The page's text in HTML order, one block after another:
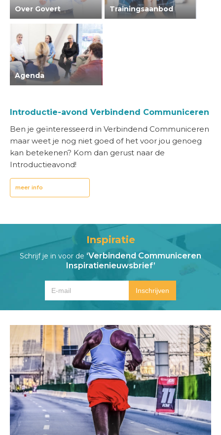
Over Govert Trainingsaanbod
Agenda
Introductie-avond Verbindend Communiceren
Ben je geïnteresseerd in Verbindend Communiceren
maar weet je nog niet goed of het voor jou genoeg
kan betekenen? Kom dan gerust naar de
Introductieavond!
meer info
Inspiratie
Schrijf je in voor de ‘Verbindend Communiceren
Inspiratienieuwsbrief’